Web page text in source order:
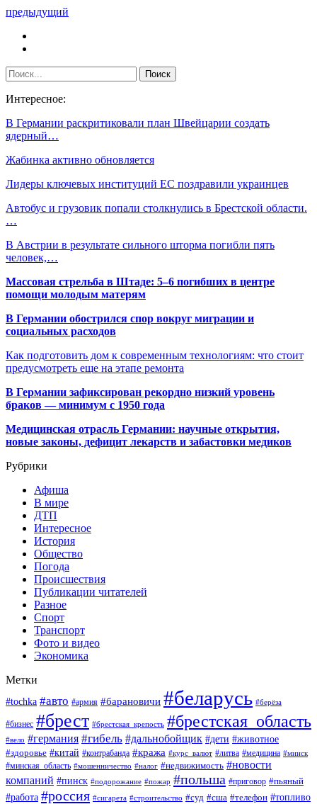
предыдущий
Интересное:
В Германии раскритиковали план Швейцарии создать
ядерный…
Жабинка активно обновляется
Лидеры ключевых институций ЕС поздравили украинцев
Автобус и грузовик попали столкнулись в Брестской области.
…
В Австрии в результате сильного шторма погибли пять
человек,…
Массовая стрельба в Штаде: 5–6 погибших в центре
помощи молодым матерям
В Германии обострился спор вокруг миграции и
социальных расходов
Как подготовить дом к современным технологиям: что стоит
предусмотреть еще на этапе ремонта
В Германии зафиксирован рекордно низкий уровень
браков — минимум с 1950 года
Медицинская отрасль Германии: научные открытия,
новые законы, дефицит лекарств и забастовки медиков
Рубрики
Афиша
В мире
ДТП
Интересное
История
Общество
Погода
Происшествия
Публикации читателей
Разное
Спорт
Транспорт
Фото и видео
Экономика
Метки
#tochka #авто #армия #барановичи #беларусь #берёза
#бизнес #брест #брестская_крепость #брестская_область
#вело #германия #гибель #дальнобойщик #дети #животное
#здоровье #китай #контрабанда #кража #курс_валют #литва #медицина #минск
#минская_область #мошенничество #налог #недвижимость #новости
компаний #пинск #подорожание #пожар #польша #приговор #пьяный
#работа #россия #сигарета #строительство #суд #сша #телефон #топливо